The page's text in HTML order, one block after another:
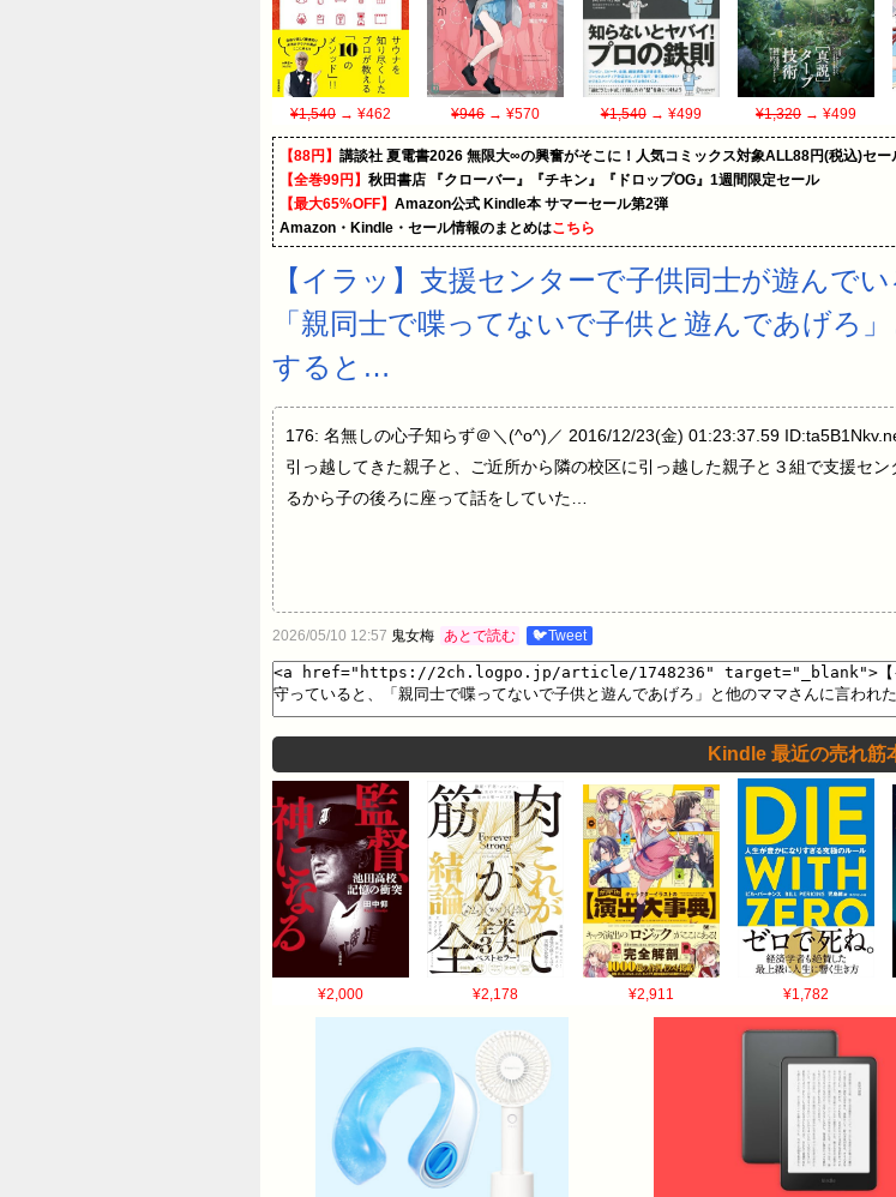
¥1,540 → ¥462 ¥946→ ¥570 ¥1,540→ ¥499 ¥1,320→ ¥499
【88円】 講談社 夏電書2026 無限大∞の興奮がそこに！人気コミックス対象ALL88円(税込)セー
【全巻99円】 秋田書店 『クローバー』『チキン』『ドロップOG』1週間限定セール
【最大65%OFF】 Amazon公式 Kindle本 サマーセール第2弾
Amazon・Kindle・セール情報のまとめはこちら
【イラッ】支援センターで子供同士が遊んで
「親同士で喋ってないで子供と遊んであげろ
すると…
176: 名無しの心子知らず＠＼(^o^)／ 2016/12/23(金) 01:23:37.59
引っ越してきた親子と、ご近所から隣の校区に引っ越した親子と３組で支援セ
るから子の後ろに座って話をしていた…
2026/05/10 12:57 鬼女梅 あとで読む 🐦Tweet
Kindle 最近の売れ筋
¥2,000 ¥2,178 ¥2,911 ¥1,782